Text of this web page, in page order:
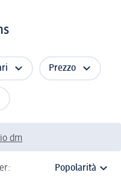
Prezzo
dm